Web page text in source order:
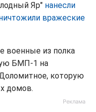
Яр" нанесли
вражеские
военные из полка
БМП-1 на
которую
домов.